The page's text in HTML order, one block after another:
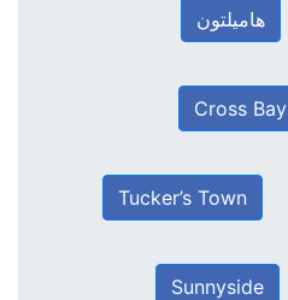
هاميلتون
Cross Bay
Tucker’s Town
Sunnyside